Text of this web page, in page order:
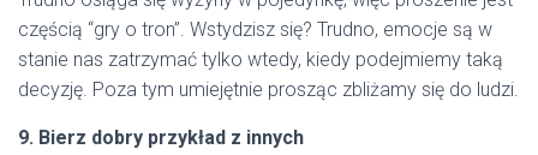
częścią “gry o tron”. Wstydzisz się? Trudno, emocje są w
stanie nas zatrzymać tylko wtedy, kiedy podejmiemy taką
decyzję. Poza tym umiejętnie prosząc zbliżamy się do ludzi.
9. Bierz dobry przykład z innych